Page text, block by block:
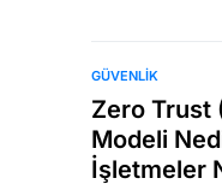
GÜVENLIK
Zero Trust
Modeli
İşletmeler